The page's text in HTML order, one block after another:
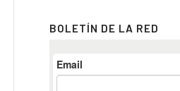
BOLETÍN DE LA RED